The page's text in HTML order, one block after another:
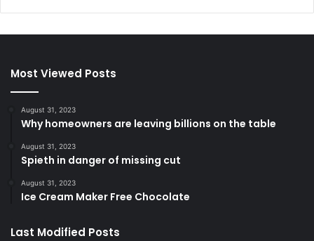
Most Viewed Posts
August 31, 2023
Why homeowners are leaving billions on the table
August 31, 2023
Spieth in danger of missing cut
August 31, 2023
Ice Cream Maker Free Chocolate
Last Modified Posts